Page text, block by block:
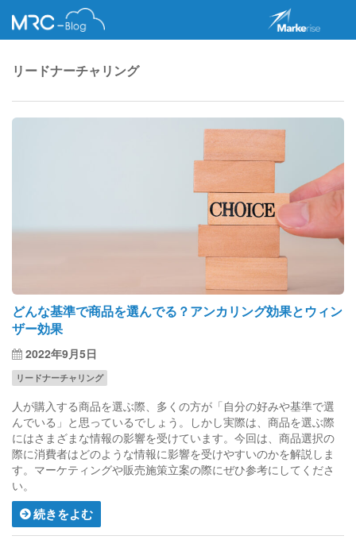
リードナーチャリング
どんな基準で商品を選んでる？アンカリング効果とウィン
ザー効果
2022年9月5日
リードナーチャリング
人が購入する商品を選ぶ際、多くの方が「自分の好みや基準で選
んでいる」と思っているでしょう。しかし実際は、商品を選ぶ際
にはさまざまな情報の影響を受けています。今回は、商品選択の
際に消費者はどのような情報に影響を受けやすいのかを解説しま
す。マーケティングや販売施策立案の際にぜひ参考にしてくださ
い。
続きをよむ